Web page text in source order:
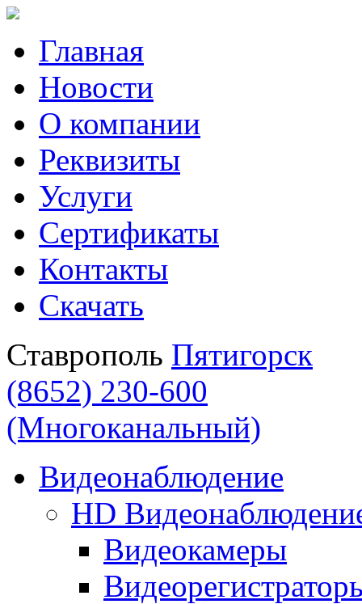
Главная
Новости
О компании
Реквизиты
Услуги
Сертификаты
Контакты
Скачать
Ставрополь Пятигорск
(8652) 230-600
(Многоканальный)
Видеонаблюдение
HD
Видеокамеры